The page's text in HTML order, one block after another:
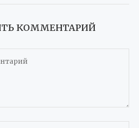
КОММЕНТАРИЙ